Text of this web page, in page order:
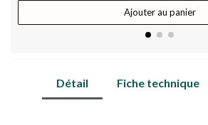
Ajouter au panier
Détail Fiche technique